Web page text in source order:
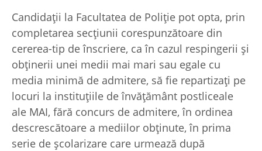
Candidații la Facultatea de Poliție pot opta, prin
completarea secțiunii corespunzătoare din
cererea-tip de înscriere, ca în cazul respingerii și
obținerii unei medii mai mari sau egale cu
media minimă de admitere, să fie repartizați pe
locuri la instituțiile de învățământ postliceale
ale MAI, fără concurs de admitere, în ordinea
descrescătoare a mediilor obținute, în prima
serie de şcolarizare care urmează după